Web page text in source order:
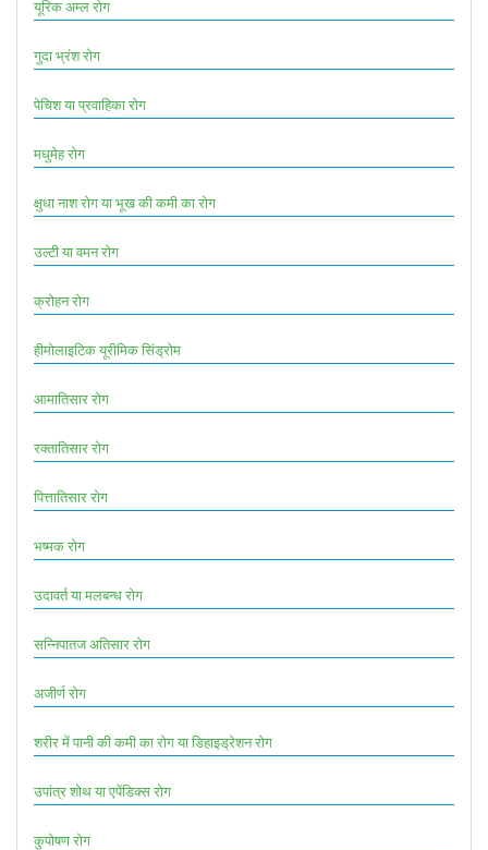
यूरिक अम्ल रोग
गुदा भ्रंश रोग
पेचिश या प्रवाहिका रोग
मधुमेह रोग
क्षुधा नाश रोग या भूख की कमी का रोग
उल्टी या वमन रोग
क्रोहन रोग
हीमोलाइटिक यूरीमिक सिंड्रोम
आमातिसार रोग
रक्तातिसार रोग
पित्तातिसार रोग
भष्मक रोग
उदावर्त या मलबन्ध रोग
सन्निपातज अतिसार रोग
अजीर्ण रोग
शरीर में पानी की कमी का रोग या डिहाइड्रेशन रोग
उपांत्र शोथ या एपेंडिक्स रोग
कुपोषण रोग